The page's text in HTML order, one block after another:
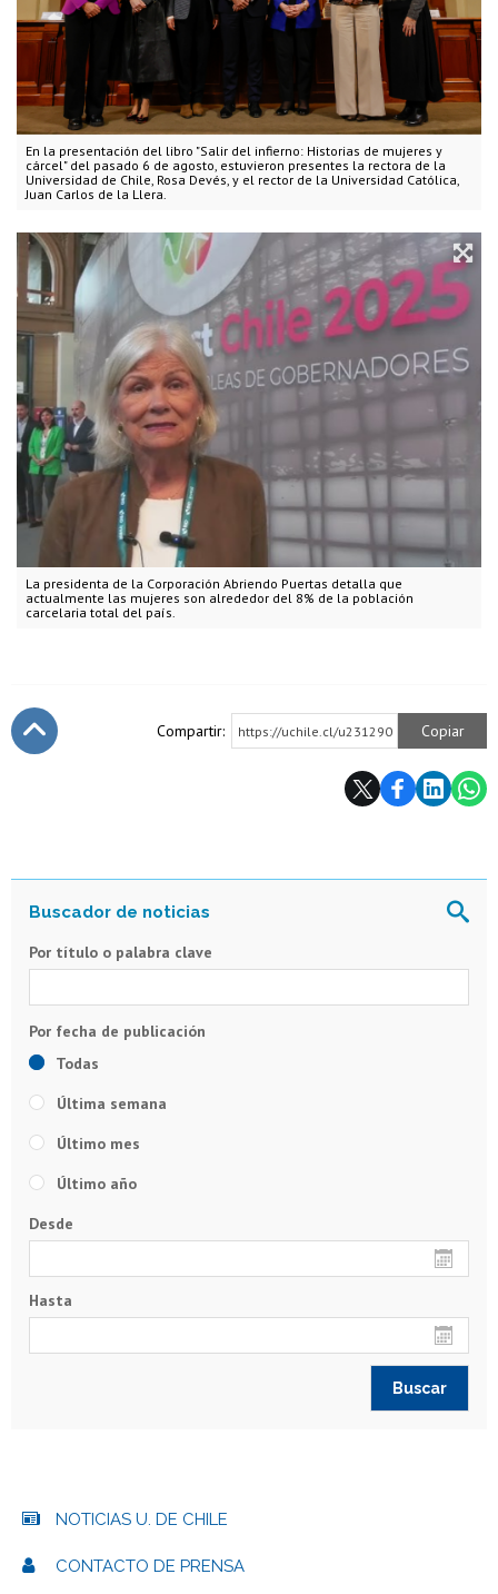
En la presentación del libro "Salir del infierno: Historias de mujeres y
cárcel" del pasado 6 de agosto, estuvieron presentes la rectora de la
Universidad de Chile, Rosa Devés, y el rector de la Universidad Católica,
Juan Carlos de la Llera.
La presidenta de la Corporación Abriendo Puertas detalla que
actualmente las mujeres son alrededor del 8% de la población
carcelaria total del país.
Compartir: https://uchile.cl/u231290 Copiar
Por título o palabra clave
Todas
Última semana
Último mes
Último año
Desde
Hasta
NOTICIAS U. DE CHILE
CONTACTO DE PRENSA